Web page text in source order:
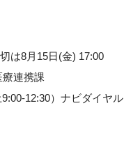
は8月15日(金) 17:00
連携課
12:30）ナビダイヤル